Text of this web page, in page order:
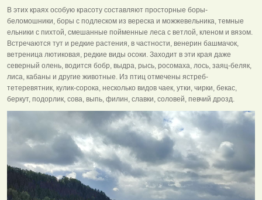
В этих краях особую красоту составляют просторные боры-
беломошники, боры с подлеском из вереска и можжевельника, темные
ельники с пихтой, смешанные пойменные леса с ветлой, кленом и вязом.
Встречаются тут и редкие растения, в частности, венерин башмачок,
ветреница лютиковая, редкие виды осоки. Заходит в эти края даже
северный олень, водится бобр, выдра, рысь, росомаха, лось, заяц-беляк,
лиса, кабаны и другие животные. Из птиц отмечены ястреб-
тетеревятник, кулик-сорока, несколько видов чаек, утки, чирки, бекас,
беркут, подорлик, сова, выпь, филин, славки, соловей, певчий дрозд.